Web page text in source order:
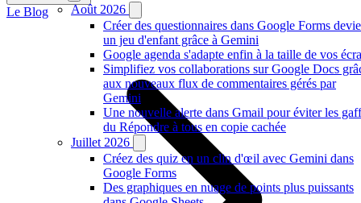
Août 2026
Créer des questionnaires dans Google Forms
un jeu d'enfant grâce à Gemini
Google agenda s'adapte enfin à la taille de vos
Simplifiez vos collaborations sur Google Docs
aux nouveaux flux de commentaires gérés par
Gemini
Une nouvelle alerte dans Gmail pour éviter les
du Répondre à tous en copie cachée
Juillet 2026
Créez des quiz en un clin d'œil avec Gemini dans
Google Forms
Des graphiques en nuage de points plus puissants
Le Blog